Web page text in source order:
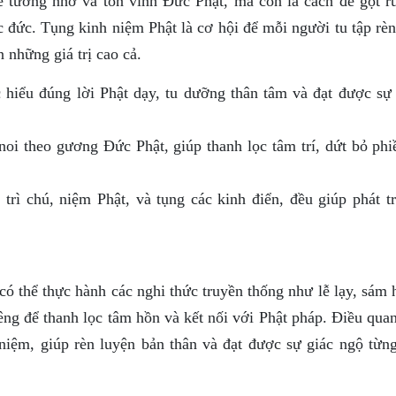
Tụng kinh niệm Phật là cơ hội để mỗi người tu tập
những giá trị cao cả.
đúng lời Phật dạy, tu dưỡng thân tâm và đạt được sự
theo gương Đức Phật, giúp thanh lọc tâm trí, dứt bỏ
chú, niệm Phật, và tụng các kinh điển, đều giúp phát
thể thực hành các nghi thức truyền thống như lễ lạy, sám
để thanh lọc tâm hồn và kết nối với Phật pháp. Điều
giúp rèn luyện bản thân và đạt được sự giác ngộ